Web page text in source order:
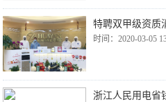
特聘双甲级资质
时间：2020-03-05
浙江人民用电省